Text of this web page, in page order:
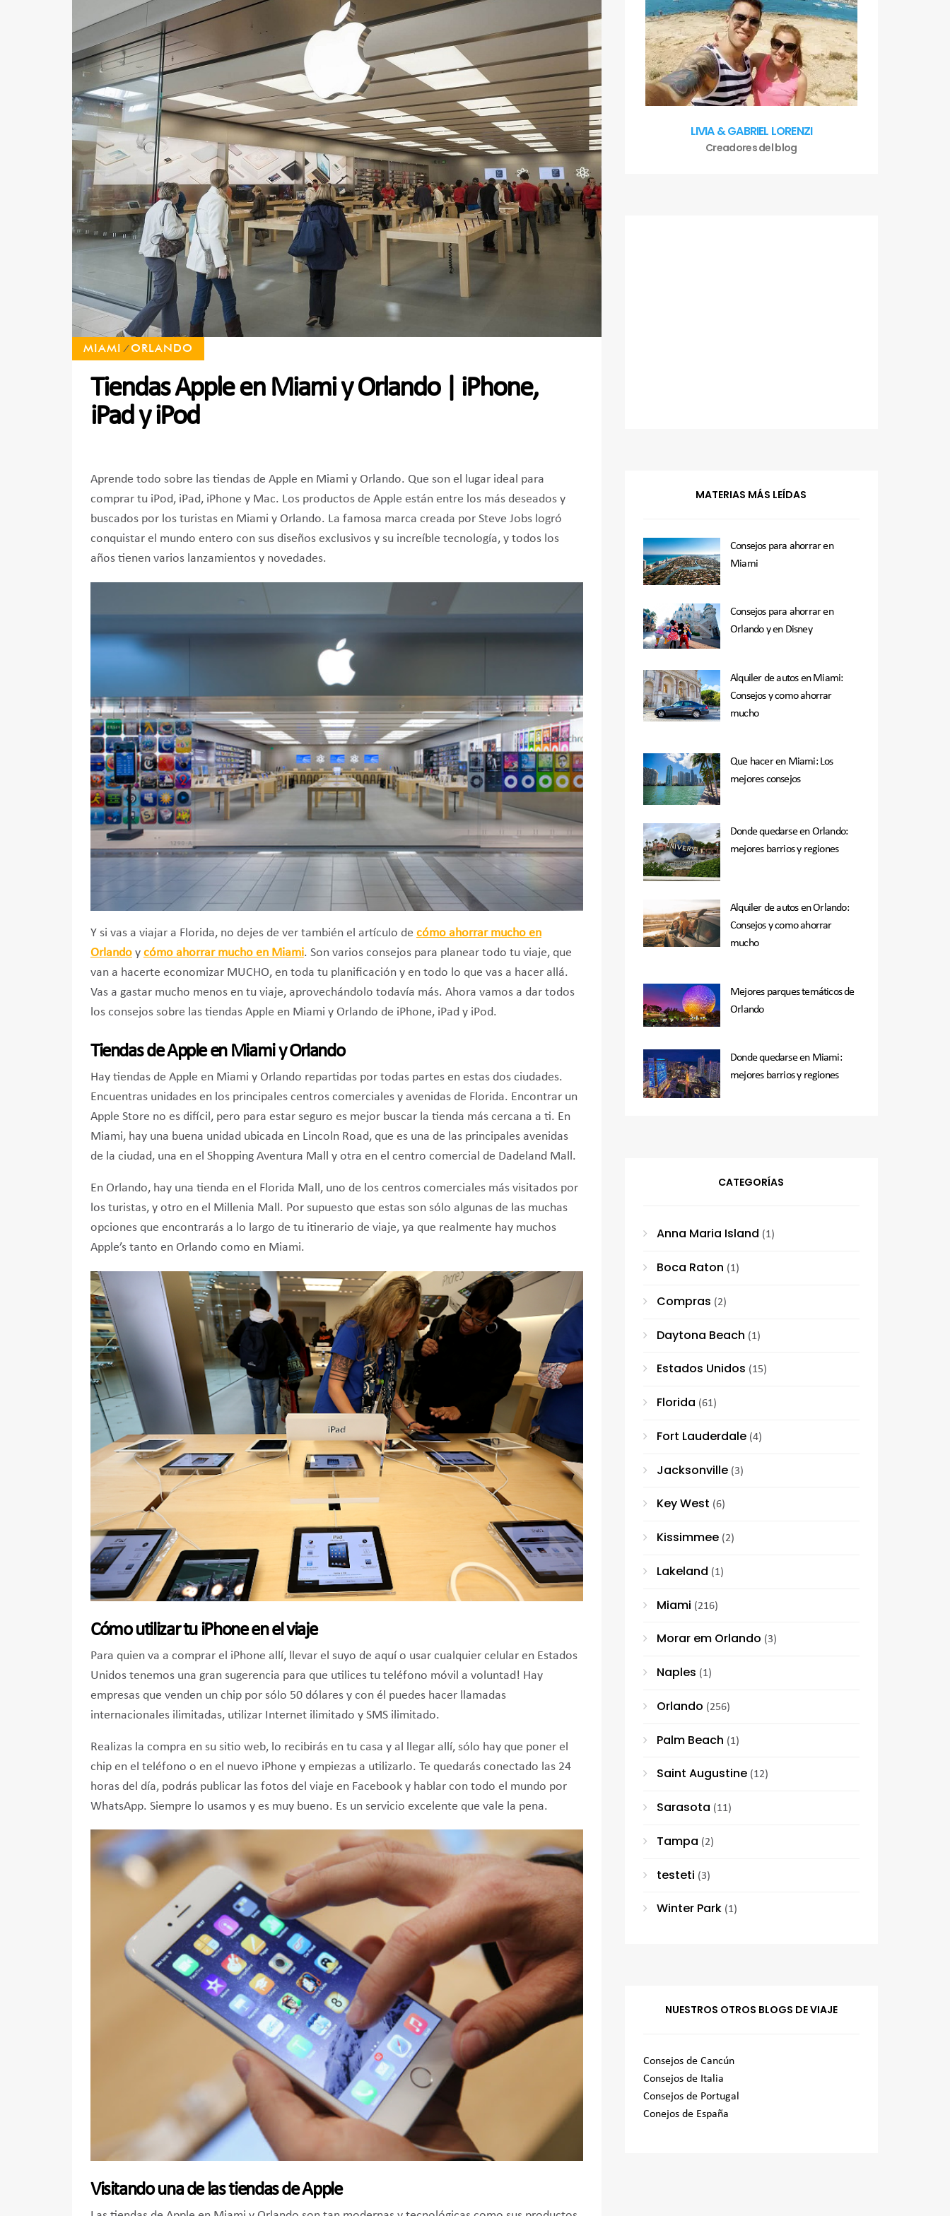
MIAMI ⁄ORLANDO
Tiendas Apple en Miami y Orlando | iPhone,
iPad y iPod
Aprende todo sobre las tiendas de Apple en Miami y Orlando. Que son el lugar ideal para
comprar tu iPod, iPad, iPhone y Mac. Los productos de Apple están entre los más deseados y
buscados por los turistas en Miami y Orlando. La famosa marca creada por Steve Jobs logró
conquistar el mundo entero con sus diseños exclusivos y su increíble tecnología, y todos los
años tienen varios lanzamientos y novedades.
Y si vas a viajar a Florida, no dejes de ver también el artículo de cómo ahorrar mucho en
Orlandoy cómo ahorrar mucho en Miami. Son varios consejos para planear todo tu viaje, que
van a hacerte economizar MUCHO, en toda tu planificación y en todo lo que vas a hacer allá.
Vas a gastar mucho menos en tu viaje, aprovechándolo todavía más. Ahora vamos a dar todos
los consejos sobre las tiendas Apple en Miami y Orlando de iPhone, iPad y iPod.
Tiendas de Apple en Miami y Orlando
Hay tiendas de Apple en Miami y Orlando repartidas por todas partes en estas dos ciudades.
Encuentras unidades en los principales centros comerciales y avenidas de Florida. Encontrar un
Apple Store no es difícil, pero para estar seguro es mejor buscar la tienda más cercana a ti. En
Miami, hay una buena unidad ubicada en Lincoln Road, que es una de las principales avenidas
de la ciudad, una en el Shopping Aventura Mall y otra en el centro comercial de Dadeland Mall.
En Orlando, hay una tienda en el Florida Mall, uno de los centros comerciales más visitados por
los turistas, y otro en el Millenia Mall. Por supuesto que estas son sólo algunas de las muchas
opciones que encontrarás a lo largo de tu itinerario de viaje, ya que realmente hay muchos
Apple’s tanto en Orlando como en Miami.
Cómo utilizar tu iPhone en el viaje
Para quien va a comprar el iPhone allí, llevar el suyo de aquí o usar cualquier celular en Estados
Unidos tenemos una gran sugerencia para que utilices tu teléfono móvil a voluntad! Hay
empresas que venden un chip por sólo 50 dólares y con él puedes hacer llamadas
internacionales ilimitadas, utilizar Internet ilimitado y SMS ilimitado.
Realizas la compra en su sitio web, lo recibirás en tu casa y al llegar allí, sólo hay que poner el
chip en el teléfono o en el nuevo iPhone y empiezas a utilizarlo. Te quedarás conectado las 24
horas del día, podrás publicar las fotos del viaje en Facebook y hablar con todo el mundo por
WhatsApp. Siempre lo usamos y es muy bueno. Es un servicio excelente que vale la pena.
Visitando una de las tiendas de Apple
LIVIA & GABRIEL LORENZI
Creadores del blog
MATERIAS MÁS LEÍDAS
Consejos para ahorrar en
Miami
Consejos para ahorrar en
Orlando y en Disney
Alquiler de autos en Miami:
Consejos y como ahorrar
mucho
Que hacer en Miami: Los
mejores consejos
Donde quedarse en Orlando:
mejores barrios y regiones
Alquiler de autos en Orlando:
Consejos y como ahorrar
mucho
Mejores parques temáticos de
Orlando
Donde quedarse en Miami:
mejores barrios y regiones
CATEGORÍAS
Anna Maria Island (1)
Boca Raton (1)
Compras (2)
Daytona Beach (1)
Estados Unidos (15)
Florida (61)
Fort Lauderdale (4)
Jacksonville (3)
Key West (6)
Kissimmee (2)
Lakeland (1)
Miami (216)
Morar em Orlando (3)
Naples (1)
Orlando (256)
Palm Beach (1)
Saint Augustine (12)
Sarasota (11)
Tampa (2)
testeti (3)
Winter Park (1)
NUESTROS OTROS BLOGS DE VIAJE
Consejos de Cancún
Consejos de Italia
Consejos de Portugal
Conejos de España